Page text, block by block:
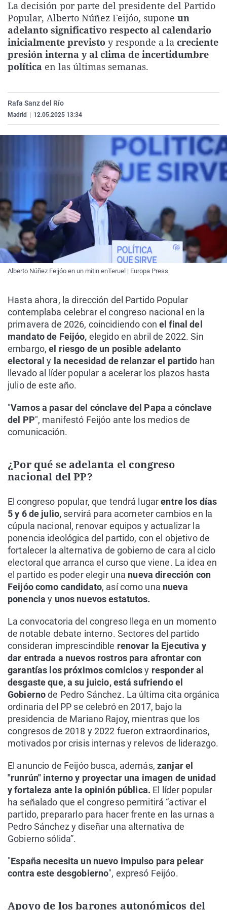
La rosa de los vientos
Gente viajera
Como el perro y el
Caso
Retornados
Equipo de
Extremadura
Galicia
La Rioja
Virales
Televisión
Elecciones
La decisión por parte del presidente del Partido
Popular, Alberto Núñez Feijóo, supone un
adelanto significativo respecto al calendario
inicialmente previsto y responde a la creciente
presión interna y al clima de incertidumbre
política en las últimas semanas.
Rafa Sanz del Río
Madrid 12.05.2025 13:34
Alberto Núñez Feijóo en un mitin enTeruel | Europa Press
Hasta ahora, la dirección del Partido Popular
contemplaba celebrar el congreso nacional en la
primavera de 2026, coincidiendo con el final del
mandato de Feijóo, elegido en abril de 2022. Sin
embargo,el riesgo de un posible adelanto
electoral y la necesidad de relanzar el partido han
llevado al líder popular a acelerar los plazos hasta
julio de este año.
"Vamos a pasar del cónclave del Papa a cónclave
del PP", manifestó Feijóo ante los medios de
comunicación.
¿Por qué se adelanta el congreso
nacional del PP?
El congreso popular, que tendrá lugarentre los días
5 y 6 de julio, servirá para acometer cambios en la
cúpula nacional, renovar equipos y actualizar la
ponencia ideológica del partido, con el objetivo de
fortalecer la alternativa de gobierno de cara al ciclo
electoral que arranca el curso que viene. La idea en
el partido es poder elegir una nueva dirección con
Feijóo como candidato, así como una nueva
ponenciay unos nuevos estatutos.
La convocatoria del congreso llega en un momento
de notable debate interno. Sectores del partido
consideran imprescindible renovar la Ejecutiva y
dar entrada a nuevos rostros para afrontar con
garantías los próximos comiciosy responder al
desgaste que, a su juicio, está sufriendo el
Gobiernode Pedro Sánchez. La última cita orgánica
ordinaria del PP se celebró en 2017, bajo la
presidencia de Mariano Rajoy, mientras que los
congresos de 2018 y 2022 fueron extraordinarios,
motivados por crisis internas y relevos de liderazgo.
El anuncio de Feijóo busca, además,zanjar el
"runrún" interno y proyectar una imagen de unidad
y fortaleza ante la opinión pública. El líder popular
ha señalado que el congreso permitirá “activar el
partido, prepararlo para hacer frente en las urnas a
Pedro Sánchez y diseñar una alternativa de
Gobierno sólida”.
"España necesita un nuevo impulso para pelear
contra este desgobierno", expresó Feijóo.
Apoyo de los barones autonómicos del